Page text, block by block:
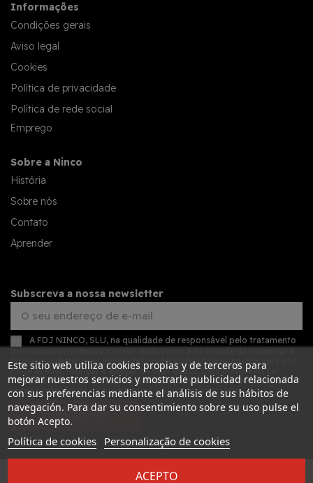
Informações
Condições gerais
Aviso legal
Cookies
Política de privacidade
Política de rede social
Emprego
Sobre a Ninco
História
Sobre nós
Contato
Aprender
Subscreva a nossa newsletter
A FDJ NINCO, SLU, na qualidade de responsável pelo tratamento
nossa newsletter com novidades comerciais sobre os nossos serviços.
Pode aceder, retificar e apagar os seus dados, bem como exercer
outros direitos, consultando as informações adicionais detalhadas
sobre proteção de dados na nossa política de privacidade
SUBSCREVER
Este sitio web utiliza cookies propias y de terceros para
mejorar nuestros servicios y mostrarle publicidad relacionada
con sus preferencias mediante el análisis de sus hábitos de
navegación. Para dar su consentimiento sobre su uso pulse el
botón Acepto.
Política de cookies Personalização de cookies
ACEPTO